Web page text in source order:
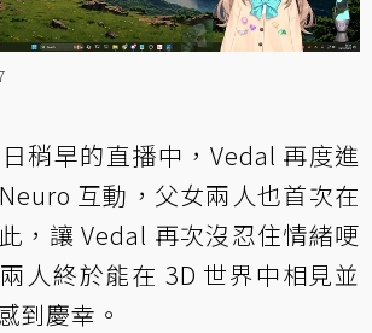
稍早的直播中，Vedal 再度進
互動，父女兩人也首次在
，讓 Vedal 再次沒忍住情緒哽
人終於能在 3D 世界中相見並
到慶幸。